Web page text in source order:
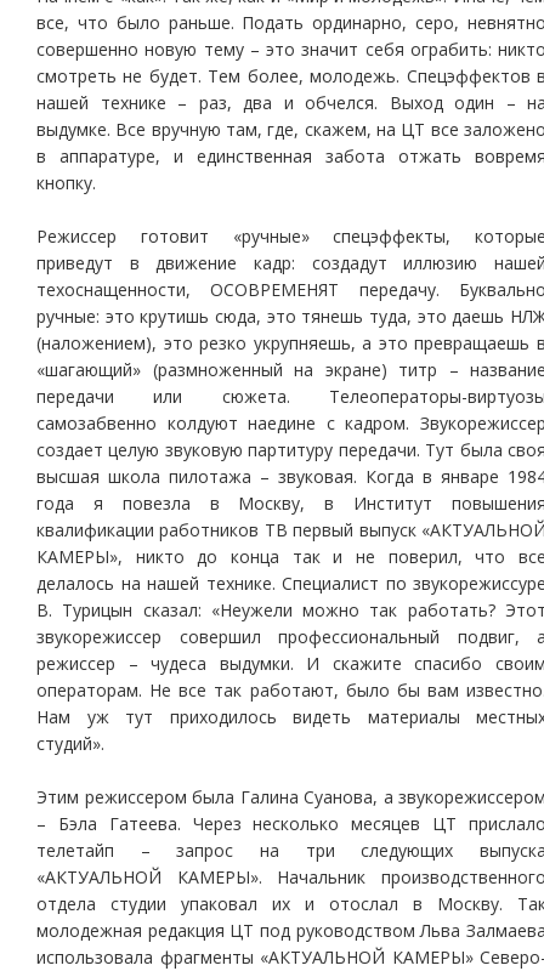
все, что было раньше. Подать ординарно, серо,
совершенно новую тему – это значит себя ограбить:
смотреть не будет. Тем более, молодежь. Спецэффектов
нашей технике – раз, два и обчелся. Выход один –
выдумке. Все вручную там, где, скажем, на ЦТ все
в аппаратуре, и единственная забота отжать
кнопку.
Режиссер готовит «ручные» спецэффекты,
приведут в движение кадр: создадут иллюзию
техоснащенности, ОСОВРЕМЕНЯТ передачу.
ручные: это крутишь сюда, это тянешь туда, это даешь
(наложением), это резко укрупняешь, а это превращаешь
«шагающий» (размноженный на экране) титр –
передачи или сюжета. Телеоператоры-
самозабвенно колдуют наедине с кадром.
создает целую звуковую партитуру передачи. Тут была
высшая школа пилотажа – звуковая. Когда в январе
года я повезла в Москву, в Институт
квалификации работников ТВ первый выпуск
КАМЕРЫ», никто до конца так и не поверил, что
делалось на нашей технике. Специалист по
В. Турицын сказал: «Неужели можно так работать?
звукорежиссер совершил профессиональный подвиг,
режиссер – чудеса выдумки. И скажите спасибо
операторам. Не все так работают, было бы вам
Нам уж тут приходилось видеть материалы
студий».
Этим режиссером была Галина Суанова, а
– Бэла Гатеева. Через несколько месяцев ЦТ
телетайп – запрос на три следующих
«АКТУАЛЬНОЙ КАМЕРЫ». Начальник
отдела студии упаковал их и отослал в Москву.
молодежная редакция ЦТ под руководством Льва
использовала фрагменты «АКТУАЛЬНОЙ КАМЕРЫ»